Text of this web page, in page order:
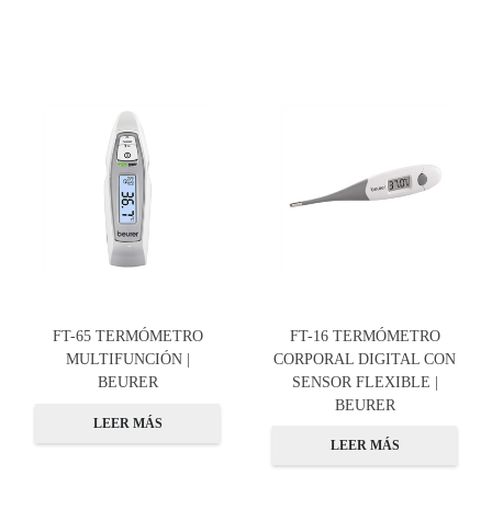
FT-65 TERMÓMETRO
MULTIFUNCIÓN |
BEURER
LEER MÁS
FT-16 TERMÓMETRO
CORPORAL DIGITAL CON
SENSOR FLEXIBLE |
BEURER
LEER MÁS